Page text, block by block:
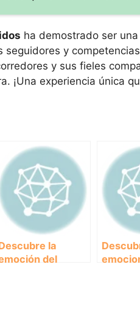
ha demostrado ser
seguidores y
y sus fieles
¡Una experiencia única
la
del